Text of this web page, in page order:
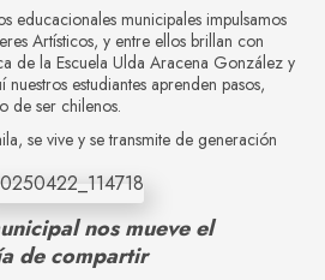
educacionales municipales impulsamos
Artísticos, y entre ellos brillan con
de la Escuela Ulda Aracena González y
estudiantes aprenden pasos,
de ser chilenos.
se vive y se transmite de generación
nos mueve el
de compartir